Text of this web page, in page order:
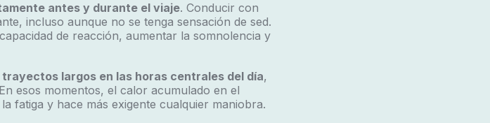
antes y durante el viaje. Conducir con
incluso aunque no se tenga sensación de sed.
de reacción, aumentar la somnolencia y
largos en las horas centrales del día,
esos momentos, el calor acumulado en el
fatiga y hace más exigente cualquier maniobra.